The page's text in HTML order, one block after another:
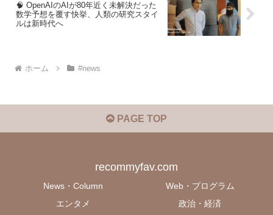
🧠 OpenAIのAIが80年近く未解決だった
数学予想を覆す快挙、人類の研究スタイ
ルは新時代へ
ホーム #news
PAGE TOP
recommyfav.com
News・Column
Web・プログラム
エンタメ
政治・経済